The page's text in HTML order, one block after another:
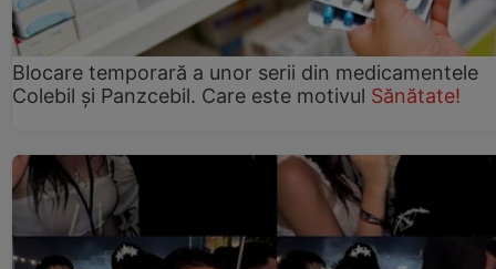
Blocare temporară a unor serii din medicamentele
Colebil și Panzcebil. Care este motivul Sănătate!